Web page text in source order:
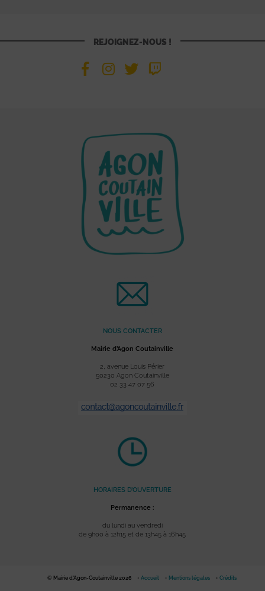
REJOIGNEZ-NOUS !
NOUS CONTACTER
Mairie d’Agon Coutainville
2, avenue Louis Périer
50230 Agon Coutainville
02 33 47 07 56
HORAIRES D’OUVERTURE
Permanence :
du lundi au vendredi
de 9h00 à 12h15 et de 13h45 à 16h45
© Mairie d'Agon-Coutainville 2026 Accueil Mentions légales Crédits